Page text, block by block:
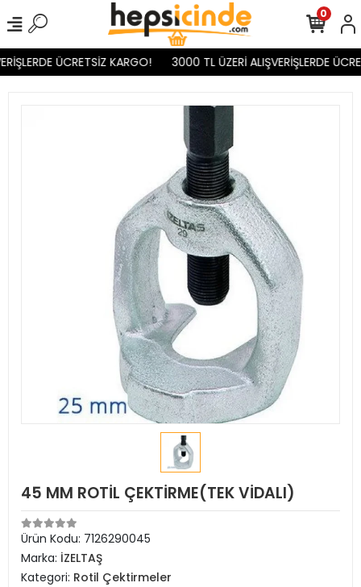
ÜCRETSİZ KARGO! 3000 TL ÜZERİ ALIŞVERİŞLERDE
0
45 MM ROTİL ÇEKTİRME(TEK VİDALI)
Ürün Kodu: 7126290045
Marka: İZELTAŞ
Kategori: Rotil Çektirmeler